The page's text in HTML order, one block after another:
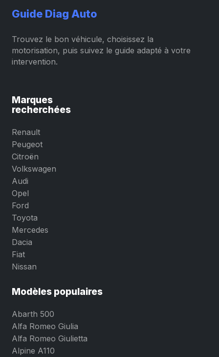
Guide Diag Auto
Trouvez le bon véhicule, choisissez la
motorisation, puis suivez le guide adapté à votre
intervention.
Marques
recherchées
Renault
Peugeot
Citroën
Volkswagen
Audi
Opel
Ford
Toyota
Mercedes
Dacia
Fiat
Nissan
Modèles populaires
Abarth 500
Alfa Romeo Giulia
Alfa Romeo Giulietta
Alpine A110